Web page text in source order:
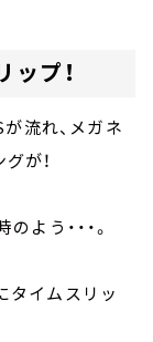
プ！
流れ、メガネ
が！
よう・・・。
タイムスリッ